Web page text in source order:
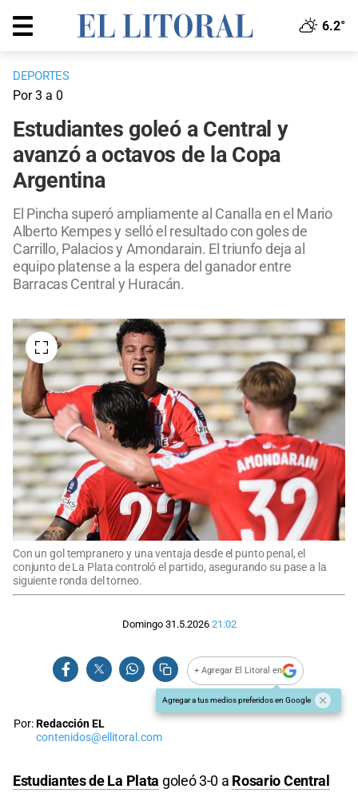
6.2°
DEPORTES
Por 3 a 0
Estudiantes goleó a Central y
avanzó a octavos de la Copa
Argentina
El Pincha superó ampliamente al Canalla en el Mario
Alberto Kempes y selló el resultado con goles de
Carrillo, Palacios y Amondarain. El triunfo deja al
equipo platense a la espera del ganador entre
Barracas Central y Huracán.
Con un gol tempranero y una ventaja desde el punto penal, el
conjunto de La Plata controló el partido, asegurando su pase a la
siguiente ronda del torneo.
Domingo 31.5.2026 21:02
+ Agregar El Litoral en
Agregar a tus medios preferidos en Google
Por:Redacción EL
contenidos@ellitoral.com
Estudiantes de La Plata goleó 3-0 a Rosario Central